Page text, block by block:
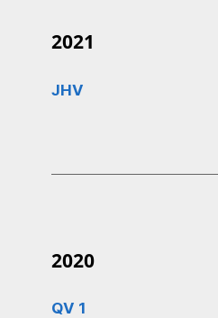
2021
JHV
2020
QV 1